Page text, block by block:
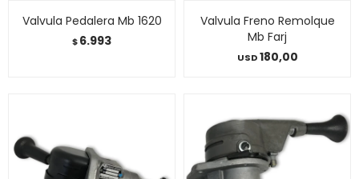
Valvula Pedalera Mb 1620
$6.993
Valvula Freno Remolque
Mb Farj
USD180,00